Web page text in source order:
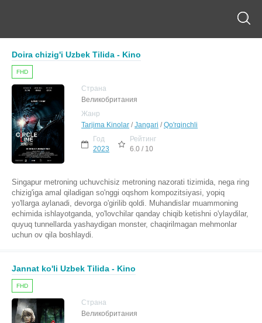
Doira chizig'i Uzbek Tilida - Kino
FHD
Страна
Великобритания
Жанр
Tarjima Kinolar /Jangari /Qo'rqinchli
Год
2023
Рейтинг
6.0 / 10
Singapur metroning uchuvchisiz metroning nazorati tizimida, nega ring
chizig'iga amal qiladigan so'nggi oqshom kompozitsiyasi, yopiq
yo'llarga aylanadi, devorga o'girilib qoldi. Muhandislar muammoning
echimida ishlayotganda, yo'lovchilar qanday chiqib ketishni o'ylaydilar,
quyuq tunnellarda yashaydigan monster, chaqirilmagan mehmonlar
uchun ov qila boshlaydi.
Jannat ko'li Uzbek Tilida - Kino
FHD
Страна
Великобритания